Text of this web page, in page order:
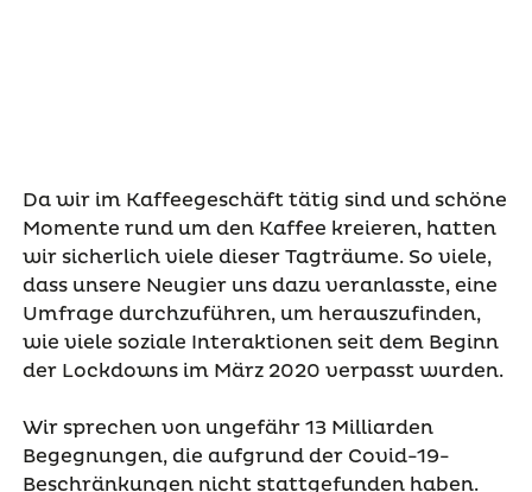
Da wir im Kaffeegeschäft tätig sind und schöne
Momente rund um den Kaffee kreieren, hatten
wir sicherlich viele dieser Tagträume. So viele,
dass unsere Neugier uns dazu veranlasste, eine
Umfrage durchzuführen, um herauszufinden,
wie viele soziale Interaktionen seit dem Beginn
der Lockdowns im März 2020 verpasst wurden.
Wir sprechen von ungefähr 13 Milliarden
Begegnungen, die aufgrund der Covid-19-
Beschränkungen nicht stattgefunden haben.